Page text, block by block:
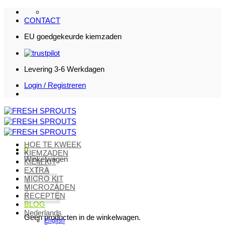
naar
CONTACT
EU goedgekeurde kiemzaden
Levering 3-6 Werkdagen
Login / Registreren
0
Winkelwagen
Geen producten in de winkelwagen.
HOE TE KWEEK
KIEMZADEN
KIEM KIT
EXTRA
MICRO KIT
MICROZADEN
RECEPTEN
BLOG
Nederlands
English